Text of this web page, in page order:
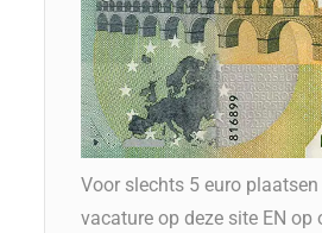
Voor slechts 5 euro
vacature op deze site EN op